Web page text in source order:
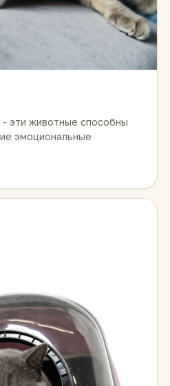
эти животные способны
эмоциональные